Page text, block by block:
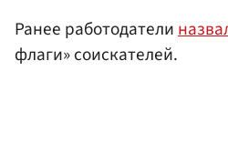
Ранее работодатели
флаги» соискателей.